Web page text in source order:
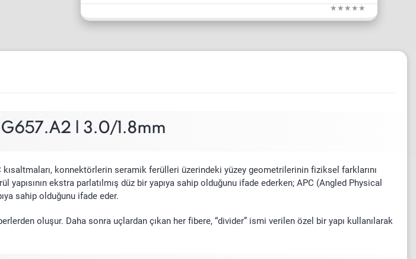
G657.A2 | 3.0/1.8mm
konnektörlerin seramik ferülleri üzerindeki yüzey geometrilerinin fiziksel farklarını
ekstra parlatılmış düz bir yapıya sahip olduğunu ifade ederken; APC (Angled Physical
sahip olduğunu ifade eder.
oluşur. Daha sonra uçlardan çıkan her fibere, “divider” ismi verilen özel bir yapı kullanılarak